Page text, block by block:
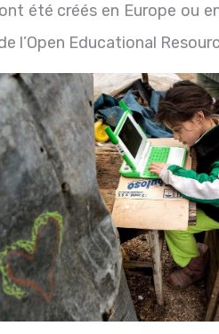
été créés en Europe ou
l’Open Educational